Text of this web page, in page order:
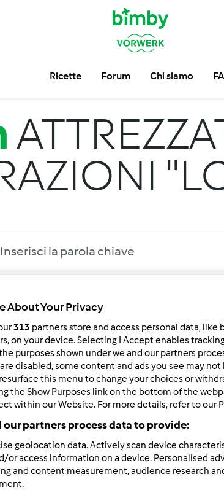
Ricette Forum Chi siamo
per:
più recenti
10
è per i biscotti, ma se quello per la grata
About Your Privacy
313 partners store and access personal data, like
on your device. Selecting I Accept enables
purposes shown under we and our partners
disabled, some content and ads you see may
this menu to change your choices or
the Show Purposes link on the bottom of the
within our Website. For more details, refer to our
our partners process data to provide:
geolocation data. Actively scan device
or access information on a device. Personalised
and content measurement, audience research